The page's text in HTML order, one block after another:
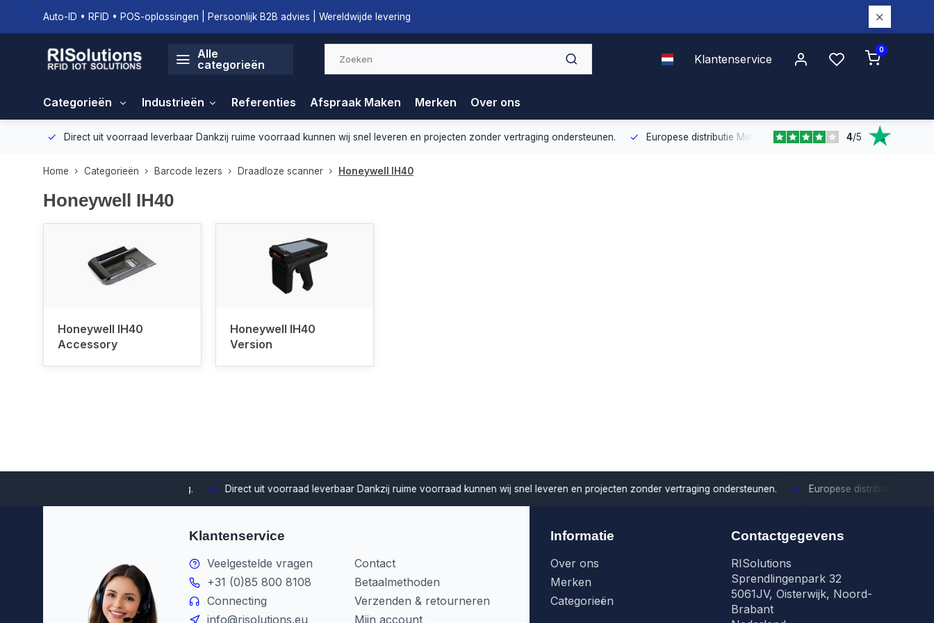
Auto-ID • RFID • POS-oplossingen | Persoonlijk B2B advies | Wereldwijde levering
Alle
categorieën
Klantenservice
0
Categorieën Industrieën Referenties Afspraak Maken Merken Over ons
Direct uit voorraad leverbaarDankzij ruime voorraad kunnen wij snel leveren en projecten zonder vertraging ondersteunen. Europese distributieMet onze Europese dekking leveren wij
4/5
Home Categorieën Barcode lezers Draadloze scanner Honeywell IH40
Honeywell IH40
Honeywell IH40
Accessory
Honeywell IH40
Version
Direct uit voorraad leverbaarDankzij ruime voorraad kunnen wij snel leveren en projecten zonder vertraging ondersteunen. Europese distributie
Klantenservice
Veelgestelde vragen
+31 (0)85 800 8108
Connecting
info@risolutions.eu
Contact
Betaalmethoden
Verzenden & retourneren
Mijn account
Informatie
Over ons
Merken
Categorieën
Contactgegevens
RISolutions
Sprendlingenpark 32
5061JV, Oisterwijk, Noord-
Brabant